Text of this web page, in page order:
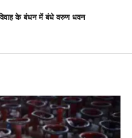
के बंधन में बंधे वरुण धवन